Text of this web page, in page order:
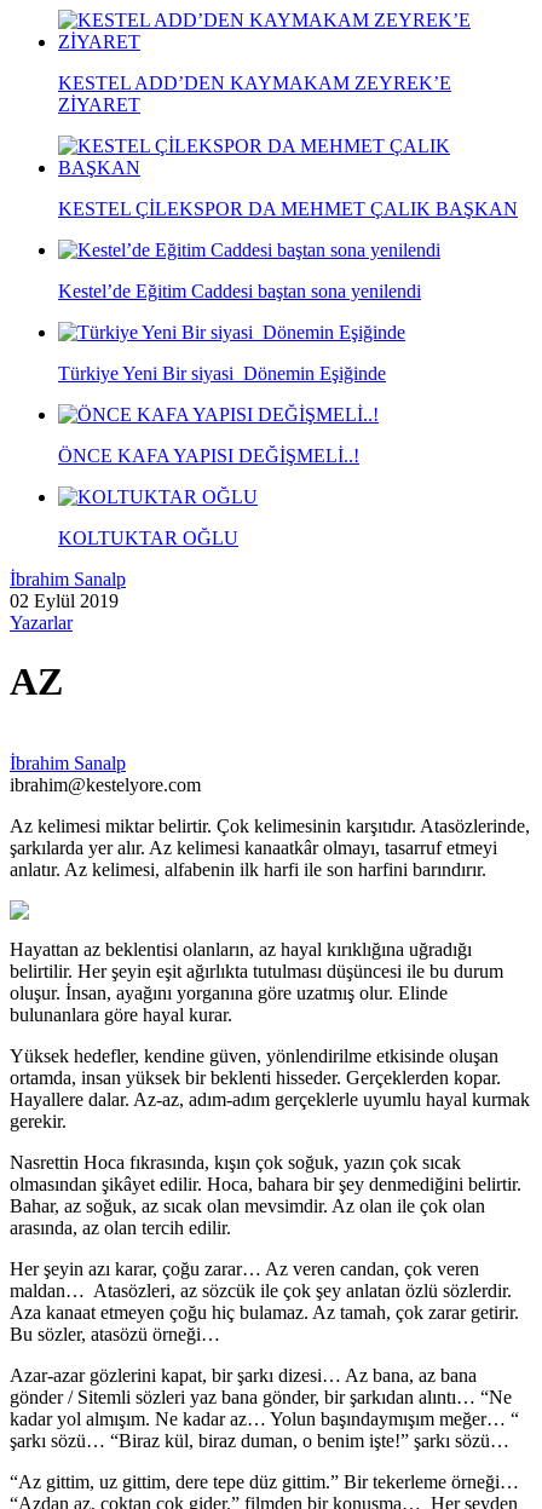
KESTEL ADD’DEN KAYMAKAM ZEYREK’E
ZİYARET
KESTEL ÇİLEKSPOR DA MEHMET ÇALIK BAŞKAN
Kestel’de Eğitim Caddesi baştan sona yenilendi
Türkiye Yeni Bir siyasi Dönemin Eşiğinde
ÖNCE KAFA YAPISI DEĞİŞMELİ..!
KOLTUKTAR OĞLU
İbrahim Sanalp
02 Eylül 2019
Yazarlar
AZ
İbrahim Sanalp
ibrahim@kestelyore.com
Az kelimesi miktar belirtir. Çok kelimesinin karşıtıdır. Atasözlerinde,
şarkılarda yer alır. Az kelimesi kanaatkâr olmayı, tasarruf etmeyi
anlatır. Az kelimesi, alfabenin ilk harfi ile son harfini barındırır.
Hayattan az beklentisi olanların, az hayal kırıklığına uğradığı
belirtilir. Her şeyin eşit ağırlıkta tutulması düşüncesi ile bu durum
oluşur. İnsan, ayağını yorganına göre uzatmış olur. Elinde
bulunanlara göre hayal kurar.
Yüksek hedefler, kendine güven, yönlendirilme etkisinde oluşan
ortamda, insan yüksek bir beklenti hisseder. Gerçeklerden kopar.
Hayallere dalar. Az-az, adım-adım gerçeklerle uyumlu hayal kurmak
gerekir.
Nasrettin Hoca fıkrasında, kışın çok soğuk, yazın çok sıcak
olmasından şikâyet edilir. Hoca, bahara bir şey denmediğini belirtir.
Bahar, az soğuk, az sıcak olan mevsimdir. Az olan ile çok olan
arasında, az olan tercih edilir.
Her şeyin azı karar, çoğu zarar… Az veren candan, çok veren
maldan… Atasözleri, az sözcük ile çok şey anlatan özlü sözlerdir.
Aza kanaat etmeyen çoğu hiç bulamaz. Az tamah, çok zarar getirir.
Bu sözler, atasözü örneği…
Azar-azar gözlerini kapat, bir şarkı dizesi… Az bana, az bana
gönder / Sitemli sözleri yaz bana gönder, bir şarkıdan alıntı… “Ne
kadar yol almışım. Ne kadar az… Yolun başındaymışım meğer… “
şarkı sözü… “Biraz kül, biraz duman, o benim işte!” şarkı sözü…
“Az gittim, uz gittim, dere tepe düz gittim.” Bir tekerleme örneği…
“Azdan az, çoktan çok gider.” filmden bir konuşma… Her şeyden